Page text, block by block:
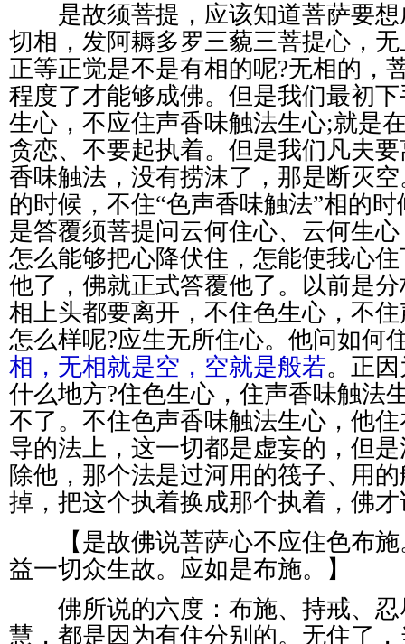
是故须菩提，应该知道菩萨要想
切相，发阿耨多罗三藐三菩提心，
正等正觉是不是有相的呢?无相的，
程度了才能够成佛。但是我们最初
生心，不应住声香味触法生心;就是
贪恋、不要起执着。但是我们凡夫
香味触法，没有捞沫了，那是断灭
的时候，不住“色声香味触法”相的
是答覆须菩提问云何住心、云何生
怎么能够把心降伏住，怎能使我心
他了，佛就正式答覆他了。以前是
相上头都要离开，不住色生心，不
怎么样呢?应生无所住心。他问如何
相，无相就是空，空就是般若。正
什么地方?住色生心，住声香味触法
不了。不住色声香味触法生心，他
导的法上，这一切都是虚妄的，但
除他，那个法是过河用的筏子、用
掉，把这个执着换成那个执着，佛
【是故佛说菩萨心不应住色布施
益一切众生故。应如是布施。】
佛所说的六度：布施、持戒、忍
慧，都是因为有住分别的。无住了